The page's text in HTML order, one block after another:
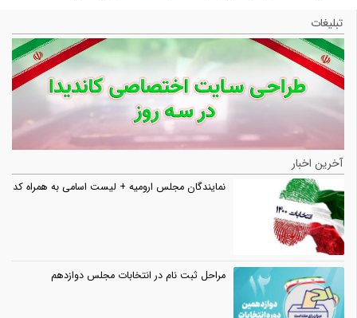
تبلیغات
آخرین اخبار
نمایندگان مجلس ارومیه + لیست اسامی به همراه کد
مراحل ثبت نام در انتخابات مجلس دوازدهم